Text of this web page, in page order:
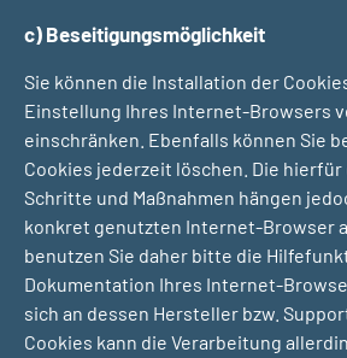
c) Beseitigungsmöglichkeit
Sie können die Installation der
Einstellung Ihres Internet-Browsers
einschränken. Ebenfalls können Sie
Cookies jederzeit löschen. Die
Schritte und Maßnahmen hängen
konkret genutzten Internet-Browser
benutzen Sie daher bitte die
Dokumentation Ihres Internet-
sich an dessen Hersteller bzw.
Cookies kann die Verarbeitung